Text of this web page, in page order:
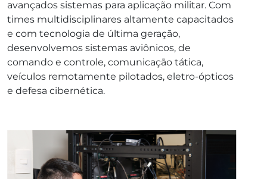
avançados sistemas para aplicação militar. Com
times multidisciplinares altamente capacitados
e com tecnologia de última geração,
desenvolvemos sistemas aviônicos, de
comando e controle, comunicação tática,
veículos remotamente pilotados, eletro-ópticos
e defesa cibernética.